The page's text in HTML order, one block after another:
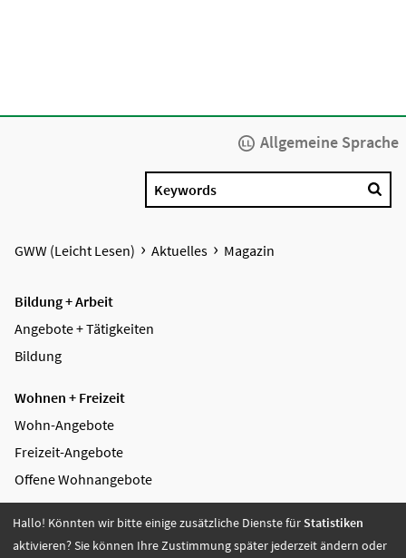
Keywords
Allgemeine Sprache
GWW (Leicht Lesen) Aktuelles Magazin
Bildung + Arbeit
Angebote + Tätigkeiten
Bildung
Wohnen + Freizeit
Wohn-Angebote
Freizeit-Angebote
Offene Wohnangebote
Fördern + Betreuen
Angebote
Hallo! Könnten wir bitte einige zusätzliche Dienste für Statistiken
aktivieren? Sie können Ihre Zustimmung später jederzeit ändern oder